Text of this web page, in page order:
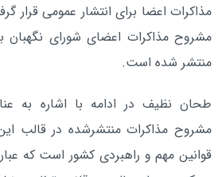
مشروح مذاکرات اعضای شورای
منتشر شده است.
طحان نظیف در ادامه با اشاره به
قوانین مهم و راهبردی کشور است که